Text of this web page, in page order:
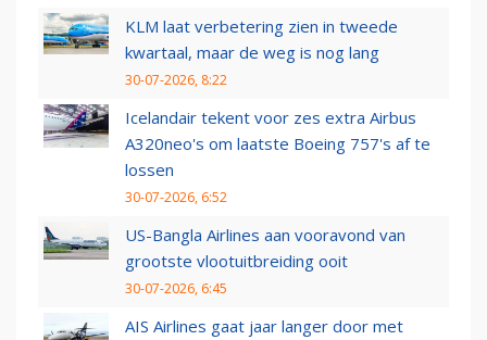
KLM laat verbetering zien in tweede
kwartaal, maar de weg is nog lang
30-07-2026, 8:22
Icelandair tekent voor zes extra Airbus
A320neo's om laatste Boeing 757's af te
lossen
30-07-2026, 6:52
US-Bangla Airlines aan vooravond van
grootste vlootuitbreiding ooit
30-07-2026, 6:45
AIS Airlines gaat jaar langer door met